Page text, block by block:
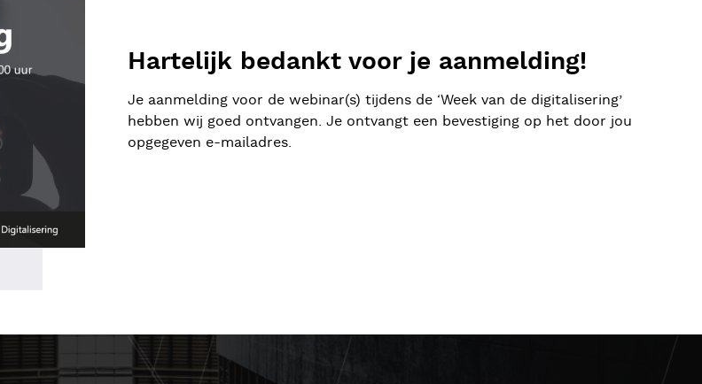
Hartelijk bedankt voor je aanmelding!
Je aanmelding voor de webinar(s) tijdens de ‘Week van de digitalisering’
hebben wij goed ontvangen. Je ontvangt een bevestiging op het door jou
opgegeven e-mailadres.